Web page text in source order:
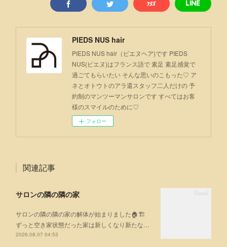
PIEDS NUS hair
PIEDS NUS hair（ピエヌヘア)です PIEDS
NUS(ピエヌ)はフランス語で 素足 素足感覚で
過ごてもらいたい そんな思いのこもった♡ ア
ネとオトウトのアラ還スタッフ二人だけの 予
約制のマンツーマンサロンです すべてはお客
様のスマイルのために♡
フォロー
関連記事
サロンの隣の隣の家
サロンの隣の隣の家の解体が始まりました🏠🏗
ずっと空き家状態だった家は新しくなり新たな…
2026.08.07 04:53